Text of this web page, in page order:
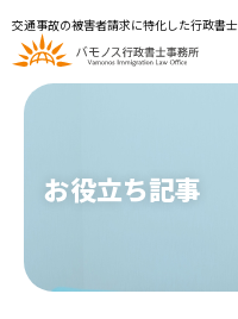
交通事故の被害者請求に特化した行政書士
お役立ち記事
メインメニュー
サービス案内
解決事例
お問合せ